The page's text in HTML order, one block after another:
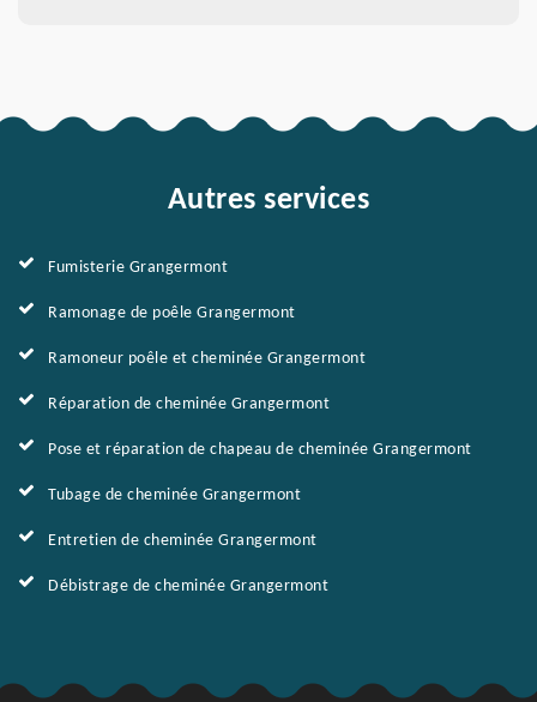
Autres services
Fumisterie Grangermont
Ramonage de poêle Grangermont
Ramoneur poêle et cheminée Grangermont
Réparation de cheminée Grangermont
Pose et réparation de chapeau de cheminée Grangermont
Tubage de cheminée Grangermont
Entretien de cheminée Grangermont
Débistrage de cheminée Grangermont